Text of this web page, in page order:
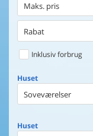
Maks. pris
Rabat
Inklusiv forbrug
Huset
Soveværelser
Huset